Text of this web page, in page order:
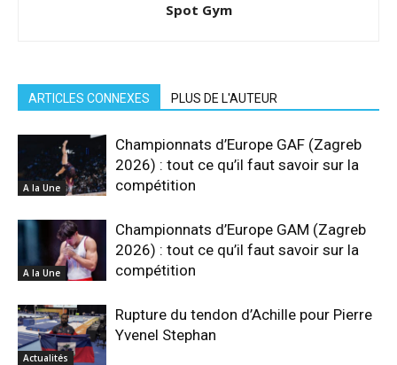
Spot Gym
ARTICLES CONNEXES PLUS DE L'AUTEUR
A la Une
Championnats d’Europe GAF (Zagreb
2026) : tout ce qu’il faut savoir sur la
compétition
A la Une
Championnats d’Europe GAM (Zagreb
2026) : tout ce qu’il faut savoir sur la
compétition
Actualités
Rupture du tendon d’Achille pour Pierre
Yvenel Stephan